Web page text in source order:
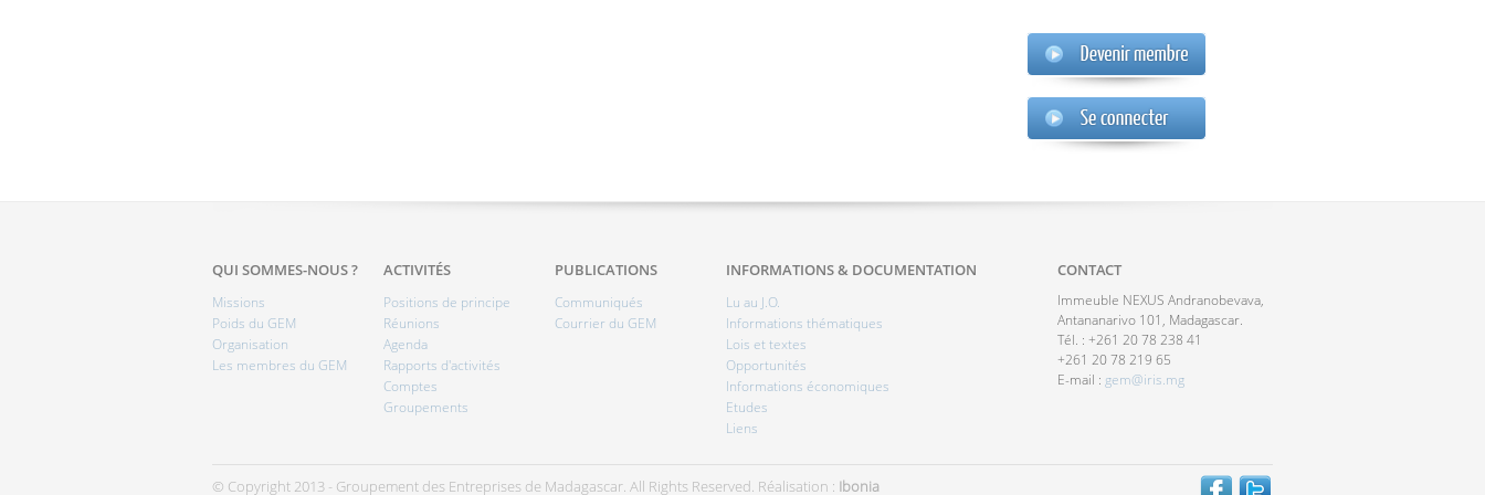
QUI SOMMES-NOUS ?
Missions
Poids du GEM
Organisation
Les membres du GEM
ACTIVITÉS
Positions de principe
Réunions
Agenda
Rapports d'activités
Comptes
Groupements
PUBLICATIONS
Communiqués
Courrier du GEM
INFORMATIONS & DOCUMENTATION
Lu au J.O.
Informations thématiques
Lois et textes
Opportunités
Informations économiques
Etudes
Liens
CONTACT
Immeuble NEXUS Andranobevava,
Antananarivo 101, Madagascar.
Tél. : +261 20 78 238 41
+261 20 78 219 65
E-mail : gem@iris.mg
© Copyright 2013 - Groupement des Entreprises de Madagascar. All Rights Reserved. Réalisation : Ibonia